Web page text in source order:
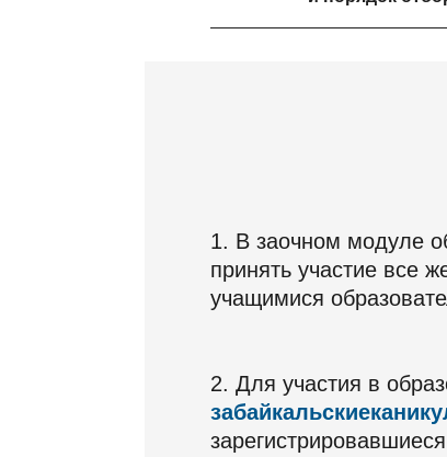
1. В заочном модуле
принять участие все
учащимися
2. Для участия в